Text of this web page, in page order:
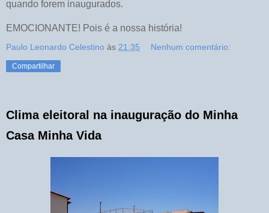
quando forem inaugurados.
EMOCIONANTE! Pois é a nossa história!
Paulo Leonardo Celestino às 21:35 Nenhum comentário:
Compartilhar
Clima eleitoral na inauguração do Minha
Casa Minha Vida